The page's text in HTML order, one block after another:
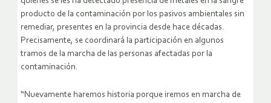
producto de la contaminación por los pasivos ambientales sin
remediar, presentes en la provincia desde hace décadas.
Precisamente, se coordinará la participación en algunos
tramos de la marcha de las personas afectadas por la
contaminación.
“Nuevamente haremos historia porque iremos en marcha de